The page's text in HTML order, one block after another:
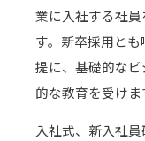
業に入社する社
す。新卒採用と
提に、基礎的な
的な教育を受けま
入社式、新入社